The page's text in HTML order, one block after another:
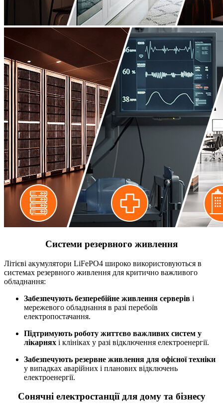
Системи резервного живлення
Літієві акумулятори LiFePO4 широко використовуються в
системах резервного живлення для критично важливого
обладнання:
Забезпечують безперебійне живлення серверів і
мережевого обладнання в разі перебоїв
електропостачання.
Підтримують роботу життєво важливих систем у
лікарнях і клініках у разі відключення електроенергії.
Забезпечують резервне живлення для офісної техніки
у випадках аварійних і планових відключень
електроенергії.
Сонячні електростанції для дому та бізнесу